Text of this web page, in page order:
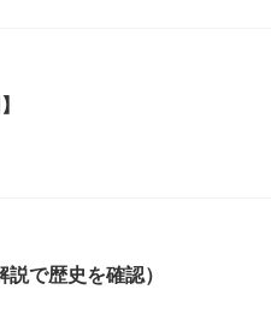
で歴史を確認）